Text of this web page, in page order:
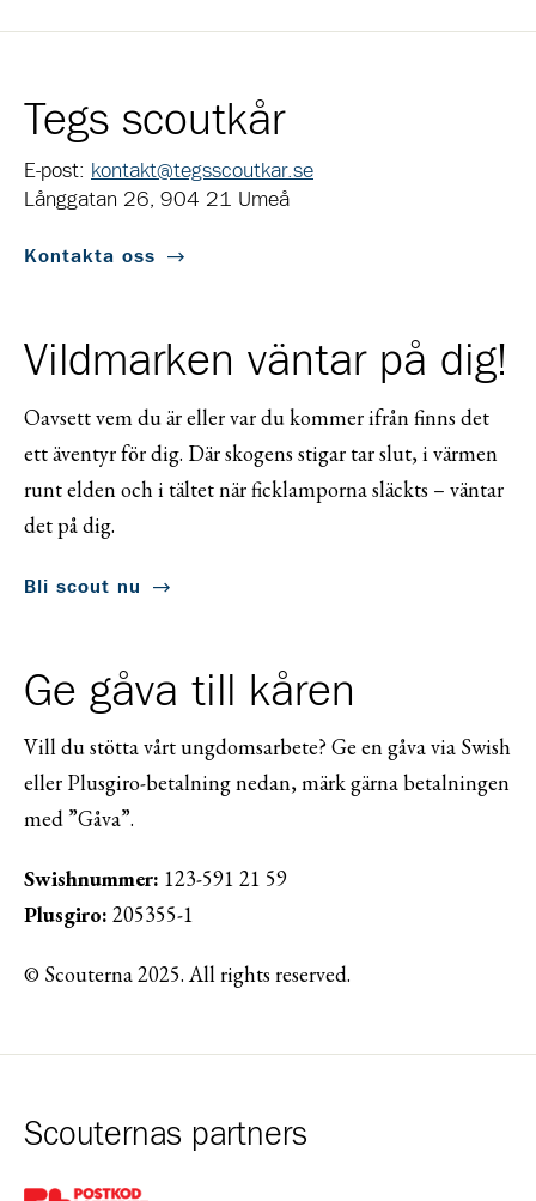
Tegs scoutkår
E-post: kontakt@tegsscoutkar.se
Långgatan 26, 904 21 Umeå
Kontakta oss
Vildmarken väntar på dig!
Oavsett vem du är eller var du kommer ifrån finns det
ett äventyr för dig. Där skogens stigar tar slut, i värmen
runt elden och i tältet när ficklamporna släckts – väntar
det på dig.
Bli scout nu
Ge gåva till kåren
Vill du stötta vårt ungdomsarbete? Ge en gåva via Swish
eller Plusgiro-betalning nedan, märk gärna betalningen
med ”Gåva”.
Swishnummer: 123-591 21 59
Plusgiro: 205355-1
© Scouterna 2025. All rights reserved.
Scouternas partners
Gå till pl_50